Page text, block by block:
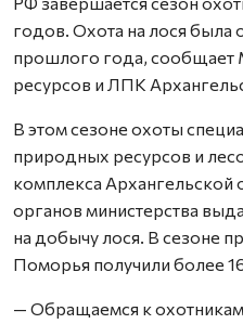
годов. Охота на лося была
прошлого года, сообщает
ресурсов и ЛПК
В этом сезоне охоты
природных ресурсов и
комплекса Архангельской
органов министерства
на добычу лося. В сезоне
Поморья получили более
— Обращаемся к